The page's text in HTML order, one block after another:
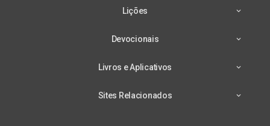
Lições
Devocionais
Livros e Aplicativos
Sites Relacionados